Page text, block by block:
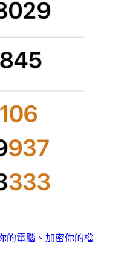
的電腦、加密你的檔